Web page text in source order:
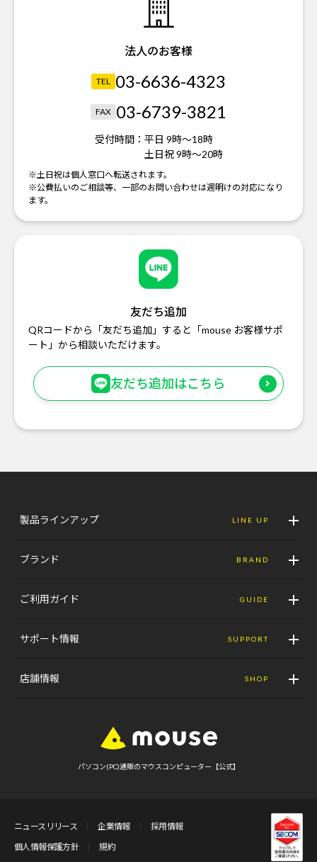
法人のお客様
TEL 03-6636-4323
FAX 03-6739-3821
受付時間： 平日 9時～18時
土日祝 9時～20時
※土日祝は個人窓口へ転送されます。
※公費払いのご相談等、一部のお問い合わせは週明けの対応になり
ます。
友だち追加
QRコードから「友だち追加」すると「mouse お客様サポ
ート」から相談いただけます。
友だち追加はこちら
製品ラインアップ LINE UP
ブランド BRAND
ご利用ガイド GUIDE
サポート情報 SUPPORT
店舗情報 SHOP
パソコン(PC)通販のマウスコンピューター【公式】
ニュースリリース 企業情報
採用情報
個人情報保護方針
規約